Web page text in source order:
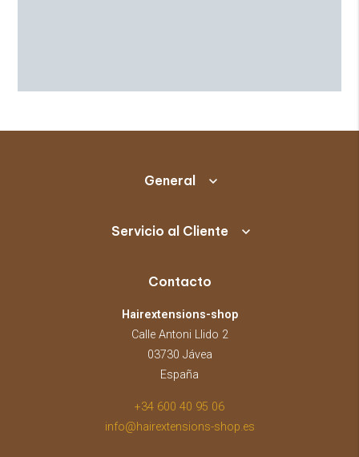
General
Servicio al Cliente
Contacto
Hairextensions-shop
Calle Antoni Llido 2
03730 Jávea
España
+34 600 40 95 06
info@hairextensions-shop.es